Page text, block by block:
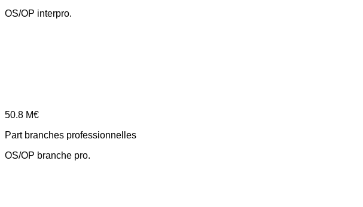
OS/OP interpro.
50.8 M€
Part branches professionnelles
OS/OP branche pro.